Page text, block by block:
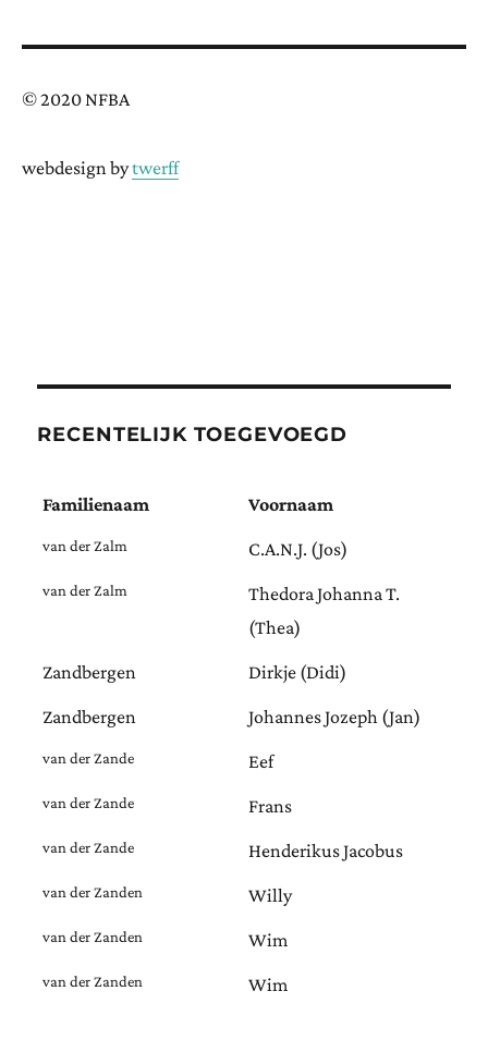
© 2020 NFBA
webdesign bytwerff
RECENTELIJK TOEGEVOEGD
Familienaam Voornaam
van der Zalm C.A.N.J. (Jos)
van der Zalm
Thedora Johanna T.
(Thea)
Zandbergen Dirkje (Didi)
Zandbergen Johannes Jozeph (Jan)
van der Zande Eef
van der Zande Frans
van der Zande Henderikus Jacobus
van der Zanden Willy
van der Zanden Wim
van der Zanden Wim